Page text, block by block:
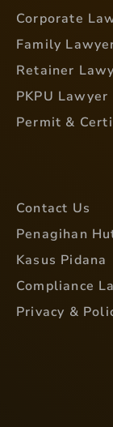
Corporate
Family
Retainer
PKPU Lawyer
Permit &
Contact Us
Penagihan
Kasus Pidana
Compliance
Privacy &